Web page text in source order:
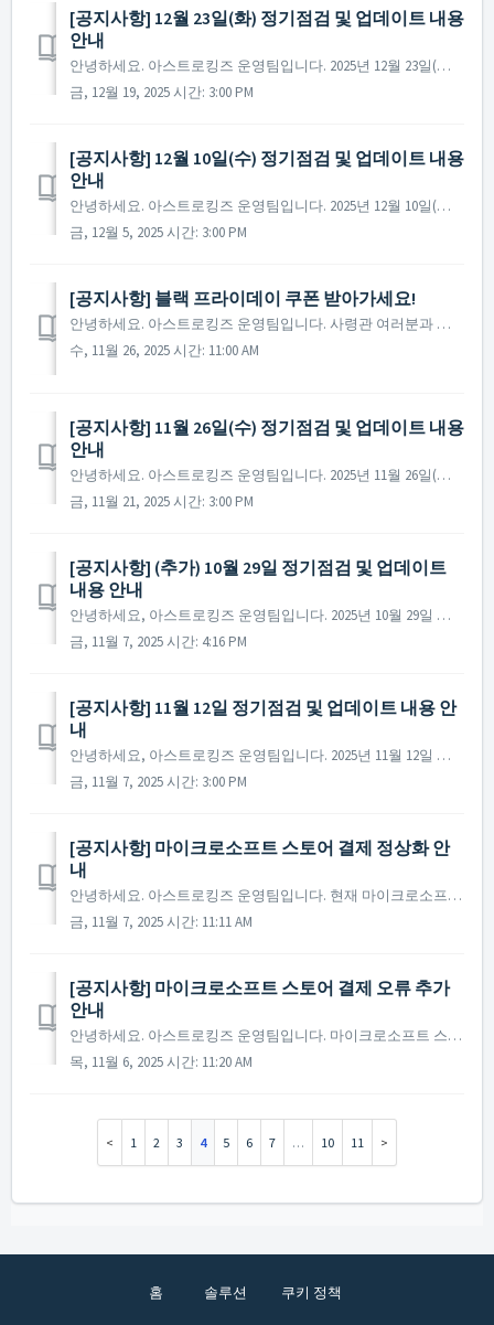
[공지사항] 12월 23일(화) 정기점검 및 업데이트 내용
안내
안녕하세요. 아스트로킹즈 운영팀입니다. 2025년 12월 23일(화) 진행될 정기점검과 업데이트 내용에 대해 안내드립니다. ※ 점검 내용은 상황에 따라 변경될 수 있으며, 변경 시 본 공지로 안내드릴 예정입니다. ▶ 정기점검 및 업데이트 사전 안내 -...
금, 12월 19, 2025 시간: 3:00 PM
[공지사항] 12월 10일(수) 정기점검 및 업데이트 내용
안내
안녕하세요. 아스트로킹즈 운영팀입니다. 2025년 12월 10일(수) 진행될 정기점검과 업데이트 내용에 대해 안내드립니다. ※ 점검 내용은 상황에 따라 변경될 수 있으며, 변경 시 본 공지로 안내드릴 예정입니다. ▶ 정기점검 및 업데이트 사전 안내 ...
금, 12월 5, 2025 시간: 3:00 PM
[공지사항] 블랙 프라이데이 쿠폰 받아가세요!
안녕하세요. 아스트로킹즈 운영팀입니다. 사령관 여러분과 함께할 수 있어 행복했던 2025년도 끝을 향해 달려가고 있습니다. 한 해 동안 보내주신 성원에 진심으로 감사드리며, 준비된 쿠폰과 함께 즐거운 연말 보내시기 바랍니다. ...
수, 11월 26, 2025 시간: 11:00 AM
[공지사항] 11월 26일(수) 정기점검 및 업데이트 내용
안내
안녕하세요. 아스트로킹즈 운영팀입니다. 2025년 11월 26일(수) 진행될 정기점검과 업데이트 내용에 대해 안내드립니다. ※ 점검 내용은 상황에 따라 변경될 수 있으며, 변경 시 본 공지로 안내드릴 예정입니다. ▶ 정기점검 및 업데이트 사전 안내 ...
금, 11월 21, 2025 시간: 3:00 PM
[공지사항] (추가) 10월 29일 정기점검 및 업데이트
내용 안내
안녕하세요, 아스트로킹즈 운영팀입니다. 2025년 10월 29일 진행될 정기점검과 업데이트 내용에 대해 안내해 드립니다. ※ 해당 공지는 사전 공지이기에 일부 내용이 변경될 수 있으며, 변경 시 미리 공지를 통해 안내해 드릴 예정입니다. - 점검 시간 : ...
금, 11월 7, 2025 시간: 4:16 PM
[공지사항] 11월 12일 정기점검 및 업데이트 내용 안
내
안녕하세요, 아스트로킹즈 운영팀입니다. 2025년 11월 12일 진행될 정기점검과 업데이트 내용에 대해 안내해 드립니다. ※ 해당 공지는 사전 공지이기에 일부 내용이 변경될 수 있으며, 변경 시 미리 공지를 통해 안내해 드릴 예정입니다. - 점검 시간 : 2...
금, 11월 7, 2025 시간: 3:00 PM
[공지사항] 마이크로소프트 스토어 결제 정상화 안
내
안녕하세요. 아스트로킹즈 운영팀입니다. 현재 마이크로소프트 스토어에서 발생하던 결제 오류 현상이 수정되어 정상적으로 이용이 가능합니다. 정상화 이전 구매 후 수령하지 못한 패키지가 있으시다면 아래 링크를 통해 마이크로소프트 스토어에 환불 신청 부탁드립니다. 환불 ...
금, 11월 7, 2025 시간: 11:11 AM
[공지사항] 마이크로소프트 스토어 결제 오류 추가
안내
안녕하세요. 아스트로킹즈 운영팀입니다. 마이크로소프트 스토어 결제 오류 현상에 대한 추가 안내드립니다. 현재 아스트로킹즈를 포함한 일부 게임에서 마이크로소프트 스토어 결제 시 오류 현상이 발생하고 있으며, 해당 현상을 해결하기 위해 마이크로소프트 스토어와 지속적인...
목, 11월 6, 2025 시간: 11:20 AM
1 2 3 4 5 6 7 … 10 11
홈 솔루션 쿠키 정책